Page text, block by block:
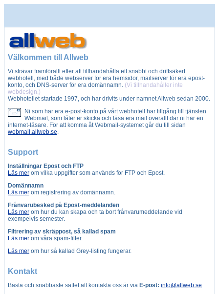
Välkommen till Allweb
Vi strävar framförallt efter att tillhandahålla ett snabbt och driftsäkert
webhotell, med både webserver för era hemsidor, mailserver för era epost-
konto, och DNS-server för era domännamn. (Vi tillhandahåller inte
webdesign.)
Webhotellet startade 1997, och har drivits under namnet Allweb sedan 2000.
Ni som har era e-post-konto på vårt webhotell har tillgång till tjänsten
Webmail, som låter er skicka och läsa era mail överallt där ni har en
internet-läsare. För att komma åt Webmail-systemet går du till sidan
webmail.allweb.se.
Support
Inställningar Epost och FTP
Läs mer om vilka uppgifter som används för FTP och Epost.
Domännamn
Läs mer om registrering av domännamn.
Frånvarubesked på Epost-meddelanden
Läs mer om hur du kan skapa och ta bort frånvarumeddelande vid
exempelvis semester.
Filtrering av skräppost, så kallad spam
Läs mer om våra spam-filter.
Läs mer om hur så kallad Grey-listing fungerar.
Kontakt
Bästa och snabbaste sättet att kontakta oss är via E-post: info@allweb.se